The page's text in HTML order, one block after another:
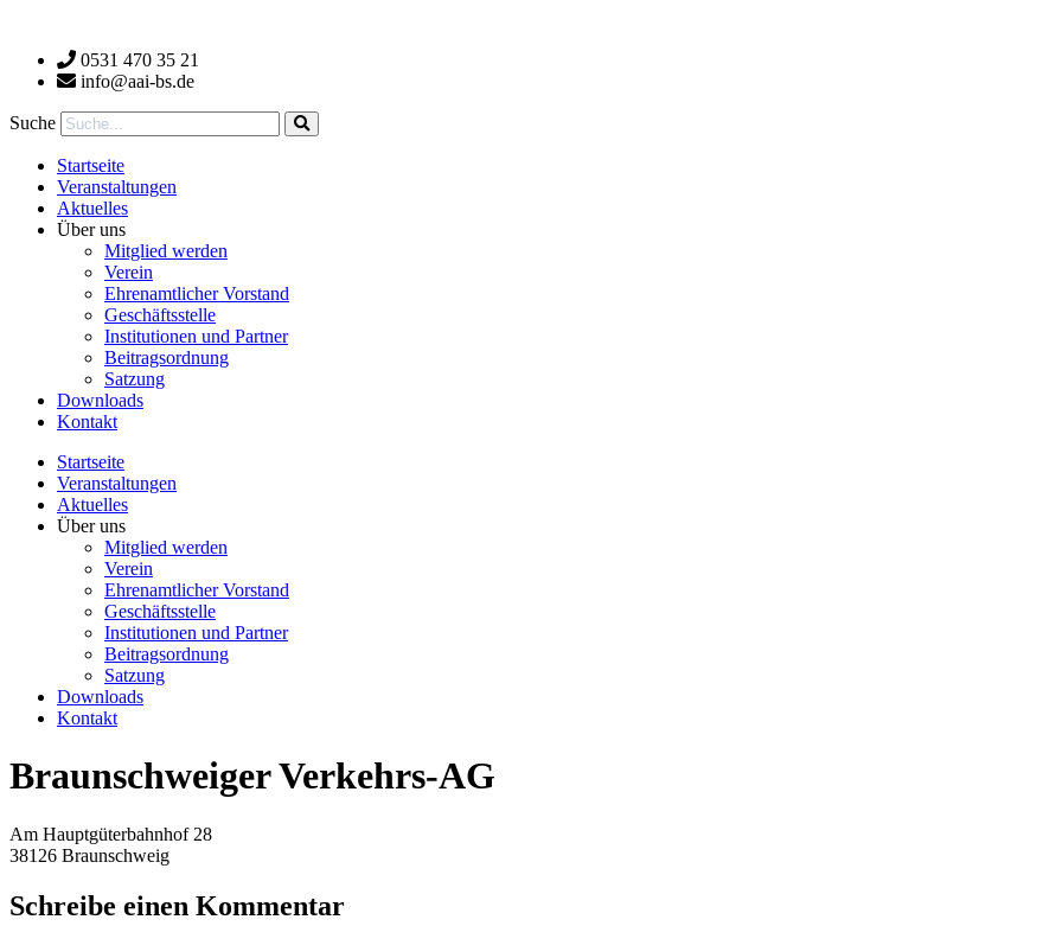
wechseln 0531 470 35 21
info@aai-bs.de
Suche
Startseite
Veranstaltungen
Aktuelles
Über uns
Mitglied werden
Verein
Ehrenamtlicher Vorstand
Geschäftsstelle
Institutionen und Partner
Beitragsordnung
Satzung
Downloads
Kontakt
Startseite
Veranstaltungen
Aktuelles
Über uns
Mitglied werden
Verein
Ehrenamtlicher Vorstand
Geschäftsstelle
Institutionen und Partner
Beitragsordnung
Satzung
Downloads
Kontakt
Braunschweiger Verkehrs-AG
Am Hauptgüterbahnhof 28
38126 Braunschweig
Schreibe einen Kommentar